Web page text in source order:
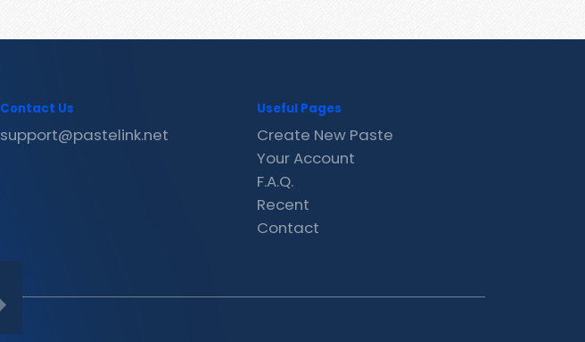
Contact Us
support@pastelink.net
Useful Pages
Create New Paste
Your Account
F.A.Q.
Recent
Contact